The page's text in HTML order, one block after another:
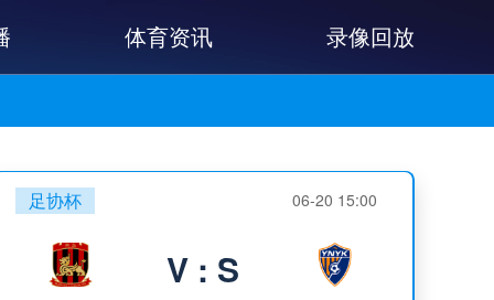
体育资讯 录像回放
足协杯 06-20 15:00
V : S